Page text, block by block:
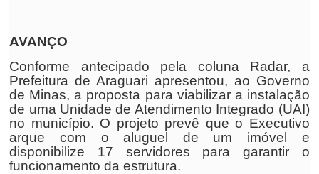
AVANÇO
Conforme antecipado pela coluna Radar, a
Prefeitura de Araguari apresentou, ao Governo
de Minas, a proposta para viabilizar a instalação
de uma Unidade de Atendimento Integrado (UAI)
no município. O projeto prevê que o Executivo
arque com o aluguel de um imóvel e
disponibilize 17 servidores para garantir o
funcionamento da estrutura.